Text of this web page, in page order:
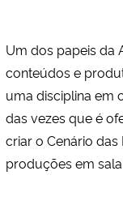
Um dos papeis da
conteúdos e
uma disciplina em
das vezes que é
criar o Cenário
produções em